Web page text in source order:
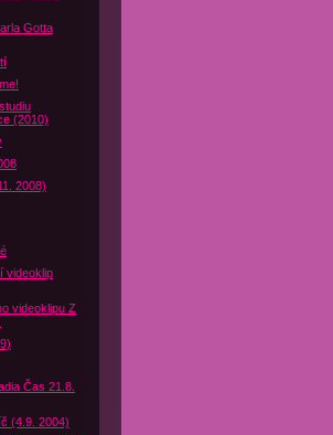
Gotta
(2010)
2008)
videoklip
videoklipu Z
Čas 21.8.
(4.9. 2004)